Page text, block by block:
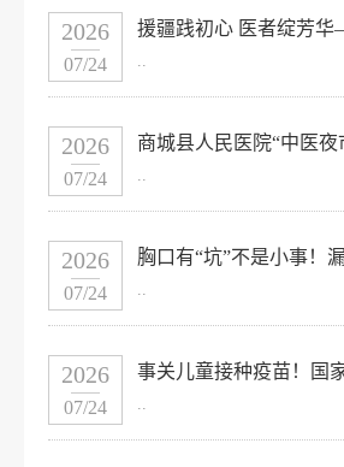
2026
07/24 ..
2026
07/24 ..
2026
07/24 ..
2026
07/24
事关儿童接种疫苗！国
..